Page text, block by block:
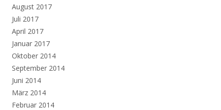
August 2017
Juli 2017
April 2017
Januar 2017
Oktober 2014
September 2014
Juni 2014
März 2014
Februar 2014